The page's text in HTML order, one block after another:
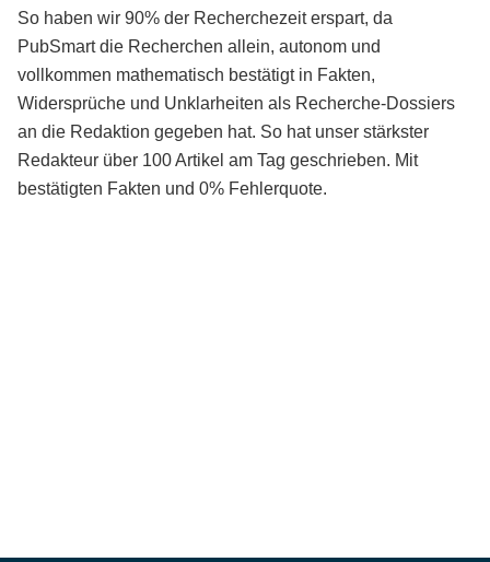
So haben wir 90% der Recherchezeit erspart, da
PubSmart die Recherchen allein, autonom und
vollkommen mathematisch bestätigt in Fakten,
Widersprüche und Unklarheiten als Recherche-Dossiers
an die Redaktion gegeben hat. So hat unser stärkster
Redakteur über 100 Artikel am Tag geschrieben. Mit
bestätigten Fakten und 0% Fehlerquote.